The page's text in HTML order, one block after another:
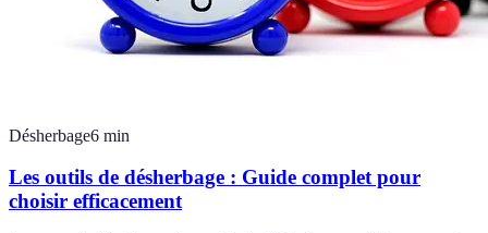
Désherbage6 min
Les outils de désherbage : Guide complet pour
choisir efficacement